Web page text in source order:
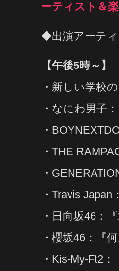
ーティスト＆楽
◆出演アーテ
【午後5時～】
・新しい学校
・なにわ男子：
・
・THE
・
・Travis Japan
・日向坂46：
・櫻坂46：『
・Kis-My-Ft2：